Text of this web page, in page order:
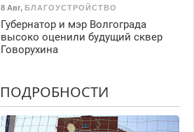
8 Авг, БЛАГОУСТРОЙСТВО
Губернатор и мэр Волгограда
высоко оценили будущий сквер
Говорухина
ПОДРОБНОСТИ